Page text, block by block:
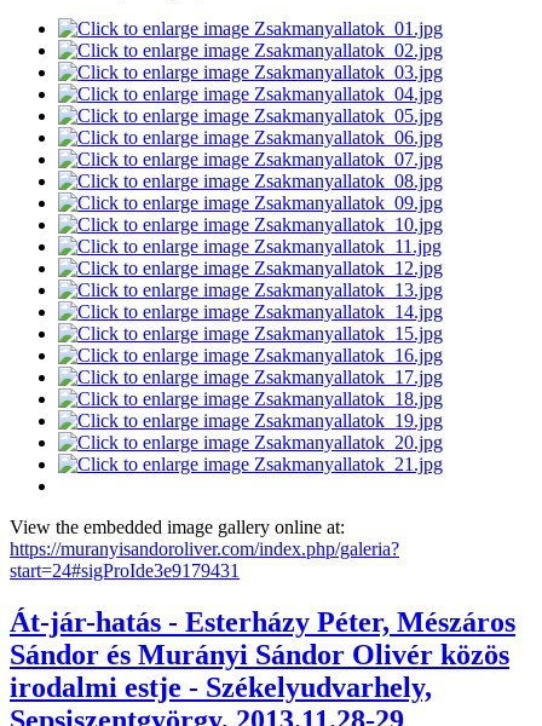
View the embedded image gallery online at:
https://muranyisandoroliver.com/index.php/galeria?
start=24#sigProIde3e9179431
Át-jár-hatás - Esterházy Péter, Mészáros
Sándor és Murányi Sándor Olivér közös
irodalmi estje - Székelyudvarhely,